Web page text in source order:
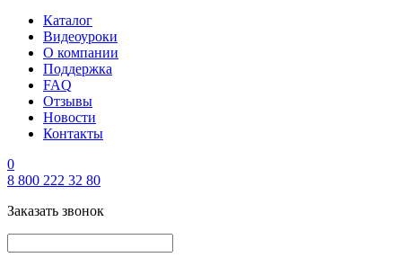
Каталог
Видеоуроки
О компании
Поддержка
FAQ
Отзывы
Новости
Контакты
0
8 800 222 32 80
Заказать звонок